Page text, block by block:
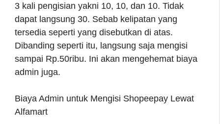
3 kali pengisian yakni 10, 10, dan 10. Tidak
dapat langsung 30. Sebab kelipatan yang
tersedia seperti yang disebutkan di atas.
Dibanding seperti itu, langsung saja mengisi
sampai Rp.50ribu. Ini akan mengehemat biaya
admin juga.
Biaya Admin untuk Mengisi Shopeepay Lewat
Alfamart